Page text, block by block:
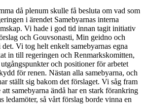
då plenum skulle få besluta om vad som
i ärendet Samebyarnas interna
Vi hade i god tid innan tagit initiativ
och Gouvsonasti, Min geidno och
det. Vi tog helt enkelt samebyarnas egna
in till regeringen och Renmarkskomitten,
och positioner för arbetet
för renen. Nästan alla samebyarna, och
ställt sig bakom det förslaget. Vi såg fram
samebyarna ändå har en stark förankring
ledamöter, så vårt förslag borde vinna en